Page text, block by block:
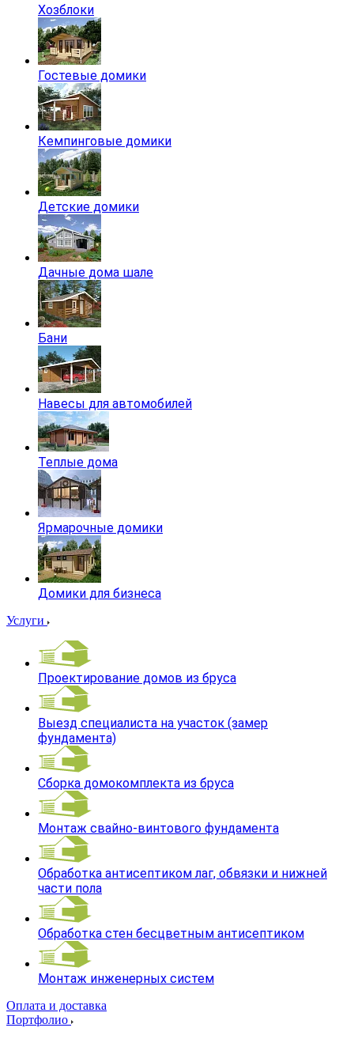
Хозблоки
Гостевые домики
Кемпинговые домики
Детские домики
Дачные дома шале
Бани
Навесы для автомобилей
Теплые дома
Ярмарочные домики
Домики для бизнеса
Услуги
Проектирование домов из бруса
Выезд специалиста на участок (замер
фундамента)
Сборка домокомплекта из бруса
Монтаж свайно-винтового фундамента
Обработка антисептиком лаг, обвязки и нижней
части пола
Обработка стен бесцветным антисептиком
Монтаж инженерных систем
Оплата и доставка
Портфолио